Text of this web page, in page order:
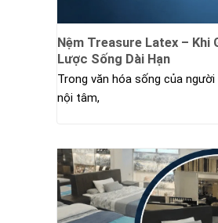
Nệm Treasure Latex – Khi
Lược Sống Dài Hạn
Trong văn hóa sống của
nội tâm,